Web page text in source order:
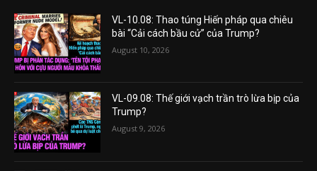
VL-10.08: Thao túng Hiến pháp qua chiêu
bài “Cải cách bầu cử” của Trump?
August 10, 2026
VL-09.08: Thế giới vạch trần trò lừa bịp của
Trump?
August 9, 2026